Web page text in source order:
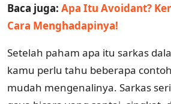
Baca juga: Apa Itu Avoidant?
Cara Menghadapinya!
Setelah paham apa itu sarkas
kamu perlu tahu beberapa
mudah mengenalinya. Sarkas